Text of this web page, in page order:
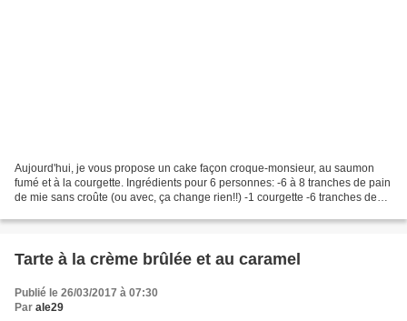
Aujourd'hui, je vous propose un cake façon croque-monsieur, au saumon
fumé et à la courgette. Ingrédients pour 6 personnes: -6 à 8 tranches de pain
de mie sans croûte (ou avec, ça change rien!!) -1 courgette -6 tranches de
Tarte à la crème brûlée et au caramel
Publié le 26/03/2017 à 07:30
Par ale29